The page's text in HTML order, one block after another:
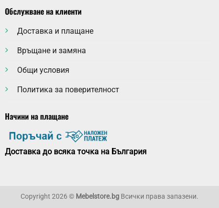
Обслужване на клиенти
Доставка и плащане
Връщане и замяна
Общи условия
Политика за поверителност
Начини на плащане
Доставка до всяка точка на България
Copyright 2026 © Mebelstore.bg Всички права запазени.